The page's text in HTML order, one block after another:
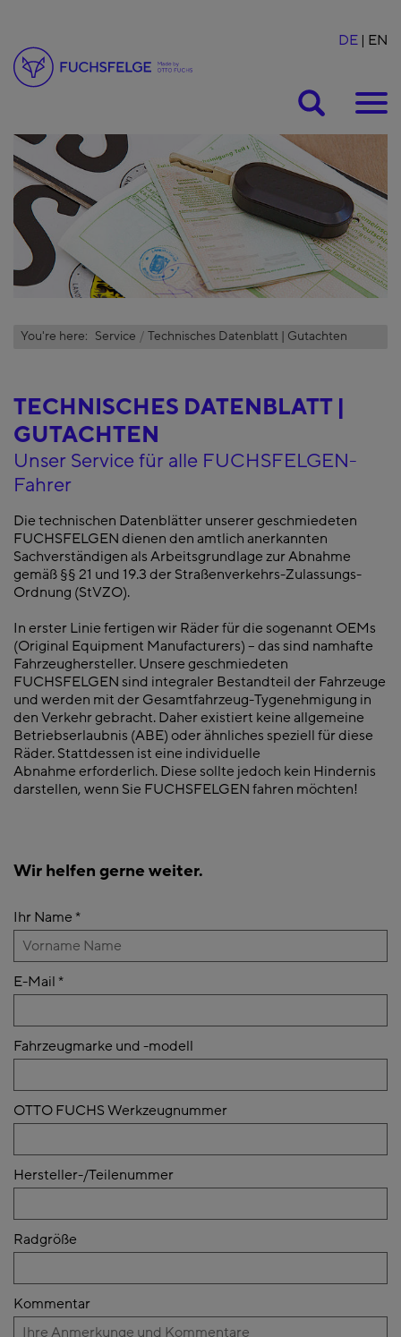
DE EN
You're here: Service Technisches Datenblatt | Gutachten
TECHNISCHES DATENBLATT |
GUTACHTEN
Unser Service für alle FUCHSFELGEN-
Fahrer
Die technischen Datenblätter unserer geschmiedeten
FUCHSFELGEN dienen den amtlich anerkannten
Sachverständigen als Arbeitsgrundlage zur Abnahme
gemäß §§ 21 und 19.3 der Straßenverkehrs-Zulassungs-
Ordnung (StVZO).
In erster Linie fertigen wir Räder für die sogenannt OEMs
(Original Equipment Manufacturers) – das sind namhafte
Fahrzeughersteller. Unsere geschmiedeten
FUCHSFELGEN sind integraler Bestandteil der Fahrzeuge
und werden mit der Gesamtfahrzeug-Tygenehmigung in
den Verkehr gebracht. Daher existiert keine allgemeine
Betriebserlaubnis (ABE) oder ähnliches speziell für diese
Räder. Stattdessen ist eine individuelle
Abnahme erforderlich. Diese sollte jedoch kein Hindernis
darstellen, wenn Sie FUCHSFELGEN fahren möchten!
Wir helfen gerne weiter.
Ihr Name *
E-Mail *
Fahrzeugmarke und -modell
OTTO FUCHS Werkzeugnummer
Hersteller-/Teilenummer
Radgröße
Kommentar